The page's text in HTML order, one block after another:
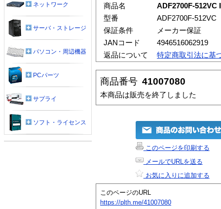
商品名
ADF2700F-512VC
型番
ADF2700F-512VC
保証条件
メーカー保証
JANコード
4946516062919
返品について
特定商取引法に基
商品番号 41007080
本商品は販売を終了しました
このページを印刷する
メールでURLを送る
お気に入りに追加する
このページのURL
https://plth.me/41007080
ネットワーク
サーバ・ストレージ
パソコン・周辺機器
PCパーツ
サプライ
ソフト・ライセンス